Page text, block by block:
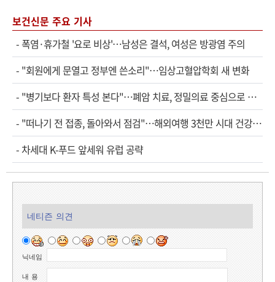
보건신문 주요 기사
- 폭염·휴가철 '요로 비상'…남성은 결석, 여성은 방광염 주의
- "회원에게 문열고 정부엔 쓴소리"…임상고혈압학회 새 변화
- "병기보다 환자 특성 본다"…폐암 치료, 정밀의료 중심으로 진화
- "떠나기 전 접종, 돌아와서 점검"…해외여행 3천만 시대 건강관리법
- 차세대 K-푸드 앞세워 유럽 공략
네티즌 의견
닉네임
내 용